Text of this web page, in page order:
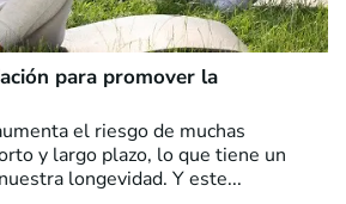
para promover la
el riesgo de muchas
y largo plazo, lo que tiene un
longevidad. Y este...